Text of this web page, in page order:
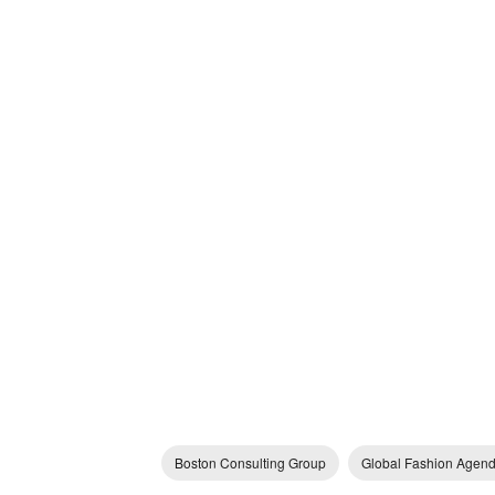
Boston Consulting Group Global Fashion